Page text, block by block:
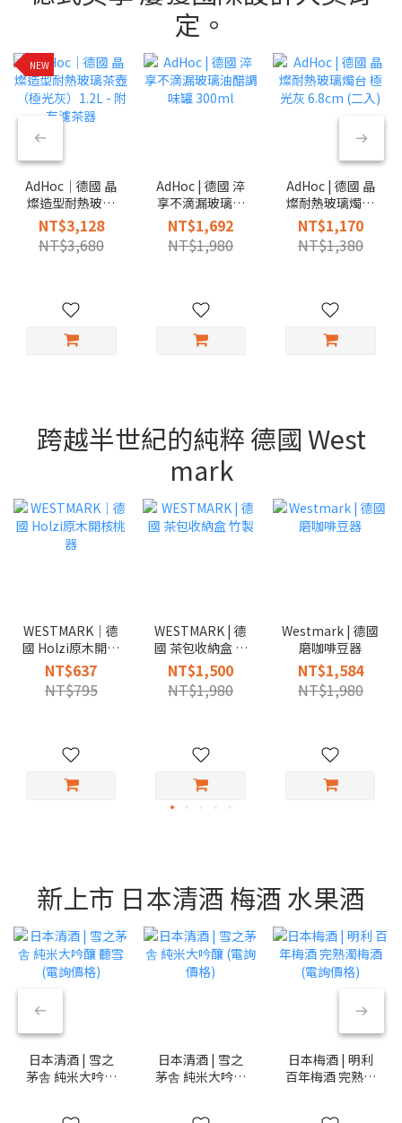
定。
NEW
AdHoc｜德國 晶
燦造型耐熱玻璃
茶壺（極光灰）
1.2L - 附有濾茶
器
NT$3,128
NT$3,680
AdHoc | 德國 淬
享不滴漏玻璃油
醋調味罐 300ml
NT$1,692
NT$1,980
AdHoc | 德國 晶
燦耐熱玻璃燭台
極光灰 6.8cm (二
入)
NT$1,170
NT$1,380
跨越半世紀的純粹 德國 West
mark
WESTMARK｜德
國 Holzi原木開核
桃器
NT$637
NT$795
WESTMARK | 德
國 茶包收納盒 竹
製
NT$1,500
NT$1,980
Westmark | 德國
磨咖啡豆器
NT$1,584
NT$1,980
新上市 日本清酒 梅酒 水果酒
日本清酒 | 雪之
茅舎 純米大吟釀
日本清酒 | 雪之
茅舎 純米大吟釀
日本梅酒 | 明利
百年梅酒 完熟濁